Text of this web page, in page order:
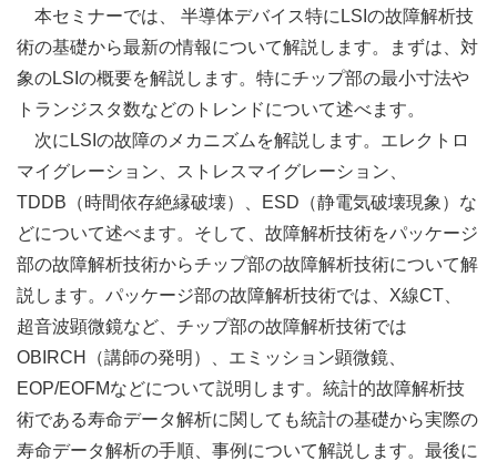
本セミナーでは、 半導体デバイス特にLSIの故障解析技
術の基礎から最新の情報について解説します。まずは、対
象のLSIの概要を解説します。特にチップ部の最小寸法や
トランジスタ数などのトレンドについて述べます。
次にLSIの故障のメカニズムを解説します。エレクトロ
マイグレーション、ストレスマイグレーション、
TDDB（時間依存絶縁破壊）、ESD（静電気破壊現象）な
どについて述べます。そして、故障解析技術をパッケージ
部の故障解析技術からチップ部の故障解析技術について解
説します。パッケージ部の故障解析技術では、X線CT、
超音波顕微鏡など、チップ部の故障解析技術では
OBIRCH（講師の発明）、エミッション顕微鏡、
EOP/EOFMなどについて説明します。統計的故障解析技
術である寿命データ解析に関しても統計の基礎から実際の
寿命データ解析の手順、事例について解説します。最後に